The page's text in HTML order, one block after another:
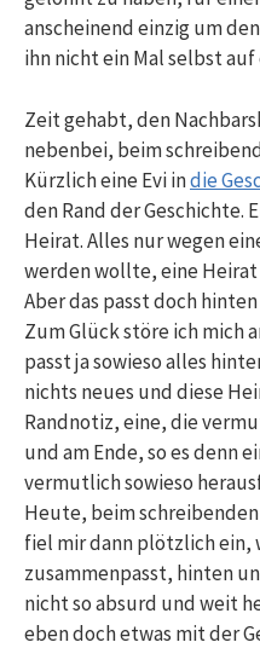
anscheinend einzig um
ihn nicht ein Mal selbst
Zeit gehabt, den
nebenbei, beim
Kürzlich eine Evi indie
den Rand der Geschichte.
Heirat. Alles nur wegen
werden wollte, eine Heirat
Aber das passt doch
Zum Glück störe ich mich
passt ja sowieso alles
nichts neues und diese
Randnotiz, eine, die
und am Ende, so es denn
vermutlich sowieso
Heute, beim
fiel mir dann plötzlich ein,
zusammenpasst, hinten
nicht so absurd und weit
eben doch etwas mit der